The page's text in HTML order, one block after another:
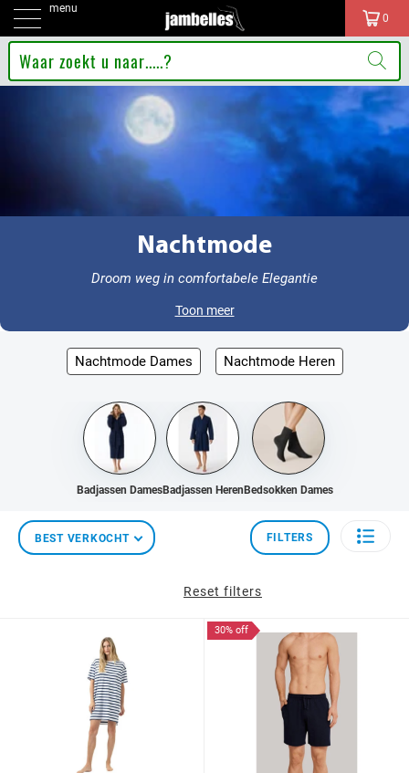
menu
0
Nachtmode
Droom weg in comfortabele Elegantie
Toon meer
Nachtmode Dames Nachtmode Heren
Badjassen DamesBadjassen HerenBedsokken Dames
BEST VERKOCHT FILTERS
Reset filters
30% off